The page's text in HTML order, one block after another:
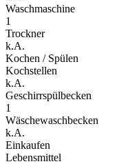
Waschmaschine
1
Trockner
k.A.
Kochen / Spülen
Kochstellen
k.A.
Geschirrspülbecken
1
Wäschewaschbecken
k.A.
Einkaufen
Lebensmittel